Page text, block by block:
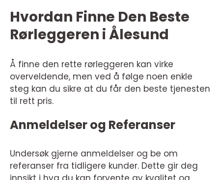
Hvordan Finne Den Beste
Rørleggeren i Ålesund
Å finne den rette rørleggeren kan virke
overveldende, men ved å følge noen enkle
steg kan du sikre at du får den beste tjenesten
til rett pris.
Anmeldelser og Referanser
Undersøk gjerne anmeldelser og be om
referanser fra tidligere kunder. Dette gir deg